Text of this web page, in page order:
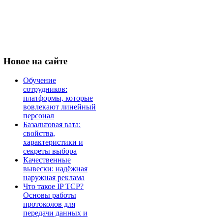
Новое на сайте
Обучение
сотрудников:
платформы, которые
вовлекают линейный
персонал
Базальтовая вата:
свойства,
характеристики и
секреты выбора
Качественные
вывески: надёжная
наружная реклама
Что такое IP TCP?
Основы работы
протоколов для
передачи данных и